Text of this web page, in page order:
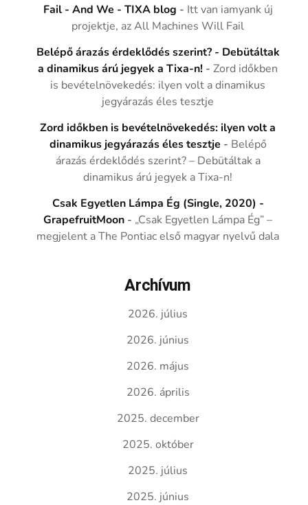
Fail - And We - TIXA blog - Itt van iamyank új
projektje, az All Machines Will Fail
Belépő árazás érdeklődés szerint? - Debütáltak
a dinamikus árú jegyek a Tixa-n! -Zord időkben
is bevételnövekedés: ilyen volt a dinamikus
jegyárazás éles tesztje
Zord időkben is bevételnövekedés: ilyen volt a
dinamikus jegyárazás éles tesztje - Belépő
árazás érdeklődés szerint? – Debütáltak a
dinamikus árú jegyek a Tixa-n!
Csak Egyetlen Lámpa Ég (Single, 2020) -
GrapefruitMoon - „Csak Egyetlen Lámpa Ég” –
megjelent a The Pontiac első magyar nyelvű dala
Archívum
2026. július
2026. június
2026. május
2026. április
2025. december
2025. október
2025. július
2025. június